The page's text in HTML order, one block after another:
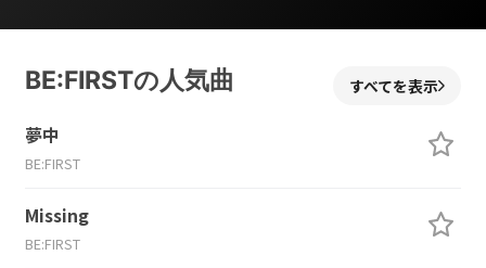
BE:FIRSTの人気曲 すべてを表示
夢中
BE:FIRST
Missing
BE:FIRST